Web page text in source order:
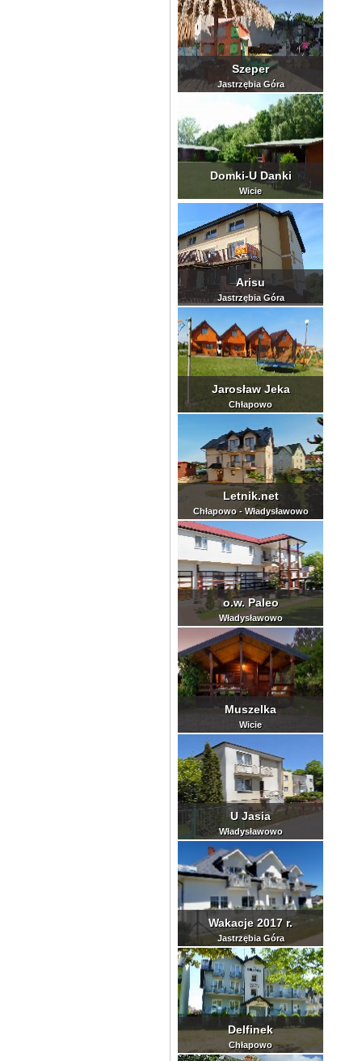
Szeper
Jastrzębia Góra
Domki-U Danki
Wicie
Arisu
Jastrzębia Góra
Jarosław Jeka
Chłapowo
Letnik.net
Chłapowo - Władysławowo
o.w. Paleo
Władysławowo
Muszelka
Wicie
U Jasia
Władysławowo
Wakacje 2017 r.
Jastrzębia Góra
Delfinek
Chłapowo